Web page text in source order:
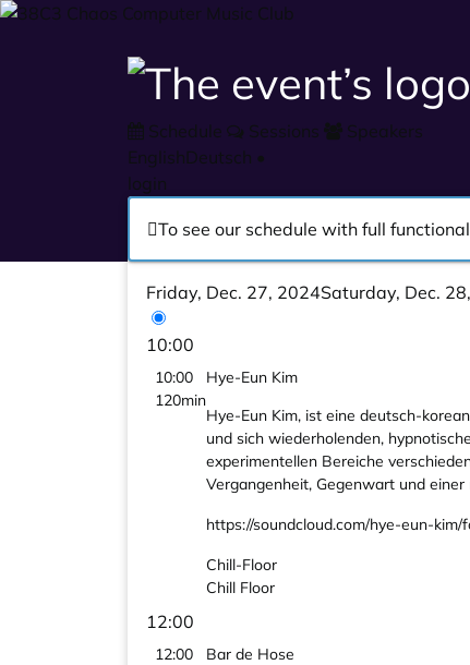
Schedule Sessions
Speakers
EnglishDeutsch •
login
To see our schedule with full
Friday, Dec. 27, 2024Saturday, Dec.
10:00
10:00
120min
Hye-Eun Kim
Hye-Eun Kim, ist eine deutsch-
und sich wiederholenden,
experimentellen Bereiche
Vergangenheit, Gegenwart und
https://soundcloud.com/hye-eun-kim/
Chill-Floor
Chill Floor
12:00
12:00
Bar de Hose